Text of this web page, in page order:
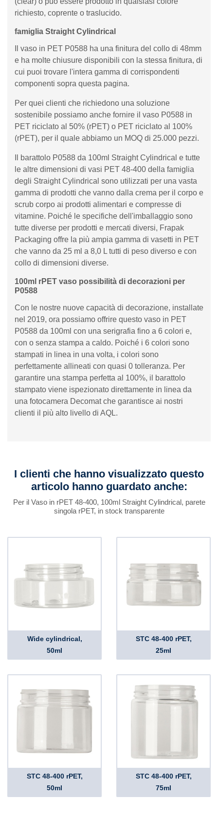
richiesto, coprente o traslucido.
famiglia Straight Cylindrical
Il vaso in PET P0588 ha una finitura del collo di 48mm
e ha molte chiusure disponibili con la stessa finitura, di
cui puoi trovare l'intera gamma di corrispondenti
componenti sopra questa pagina.
Per quei clienti che richiedono una soluzione
sostenibile possiamo anche fornire il vaso P0588 in
PET riciclato al 50% (rPET) o PET riciclato al 100%
(rPET), per il quale abbiamo un MOQ di 25.000 pezzi.
Il barattolo P0588 da 100ml Straight Cylindrical e tutte
le altre dimensioni di vasi PET 48-400 della famiglia
degli Straight Cylindrical sono utilizzati per una vasta
gamma di prodotti che vanno dalla crema per il corpo e
scrub corpo ai prodotti alimentari e compresse di
vitamine. Poiché le specifiche dell'imballaggio sono
tutte diverse per prodotti e mercati diversi, Frapak
Packaging offre la più ampia gamma di vasetti in PET
che vanno da 25 ml a 8,0 L tutti di peso diverso e con
collo di dimensioni diverse.
100ml rPET vaso possibilità di decorazioni per
P0588
Con le nostre nuove capacità di decorazione, installate
nel 2019, ora possiamo offrire questo vaso in PET
P0588 da 100ml con una serigrafia fino a 6 colori e,
con o senza stampa a caldo. Poiché i 6 colori sono
stampati in linea in una volta, i colori sono
perfettamente allineati con quasi 0 tolleranza. Per
garantire una stampa perfetta al 100%, il barattolo
stampato viene ispezionato direttamente in linea da
una fotocamera Decomat che garantisce ai nostri
clienti il ​​più alto livello di AQL.
I clienti che hanno visualizzato questo
articolo hanno guardato anche:
Per il Vaso in rPET 48-400, 100ml Straight Cylindrical, parete
singola rPET, in stock transparente
Wide cylindrical,
50ml
STC 48-400 rPET,
25ml
STC 48-400 rPET,
50ml
STC 48-400 rPET,
75ml